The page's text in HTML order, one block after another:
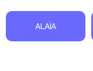
ALAÏA